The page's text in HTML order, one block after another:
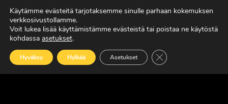
TOUKO KAAKKO VAHVISTAMAAN MATEKON
MYYNTIÄ PIRKANMAALLA
LUE LISÄÄ
Käytämme evästeitä tarjotaksemme sinulle parhaan kokemuksen
verkkosivustollamme.
Voit lukea lisää käyttämistämme evästeistä tai poistaa ne käytöstä
kohdassa asetukset.
Hyväksy Hylkää Asetukset Sulje evästebanneri